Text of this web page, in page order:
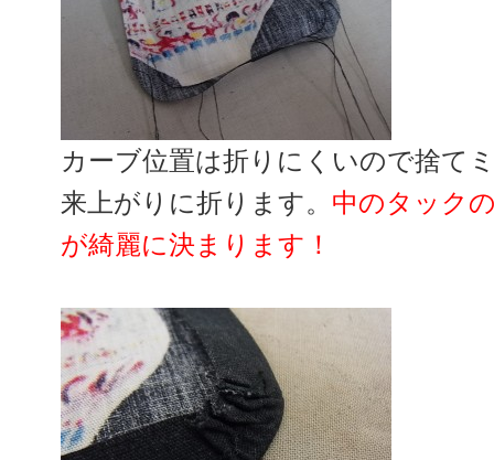
カーブ位置は折りにくいので捨て
来上がりに折ります。 中のタック
が綺麗に決まります！